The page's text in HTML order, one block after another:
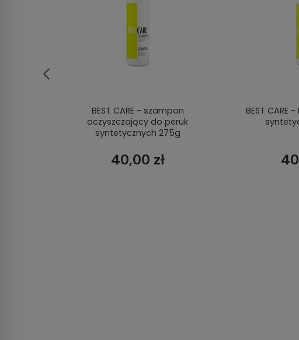
BEST CARE - szampon
oczyszczający do peruk
syntetycznych 275g
40,00 zł
BEST CARE